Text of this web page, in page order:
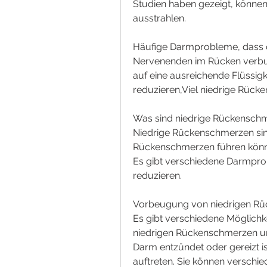
Studien haben gezeigt,
ausstrahlen.
Häufige Darmprobleme,
Nervenenden im Rücken
auf eine ausreichende
reduzieren,Viel niedrige
Was sind niedrige
Niedrige Rückenschmerzen
Rückenschmerzen führen
Es gibt verschiedene
reduzieren.
Vorbeugung von niedrigen
Es gibt verschiedene
niedrigen Rückenschmerzen
Darm entzündet oder gereizt
auftreten. Sie können